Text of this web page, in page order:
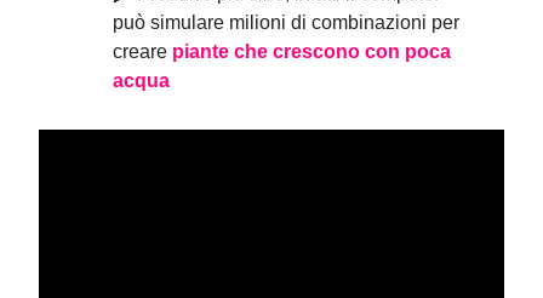
può simulare milioni di combinazioni per
creare piante che crescono con poca
acqua